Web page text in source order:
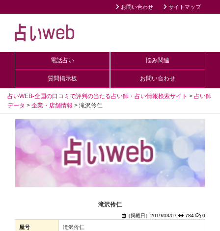
お問い合わせ サイトマップ
電話占い 悩み関連
質問掲示板 お問い合わせ
占いWEB-全国の口コミで評判の当たる占い師・占い情報検索サイト > 占い師
データ > 企業・店舗情報 > 滝沢伶仁
滝沢伶仁
［掲載日］2019/03/07 784 0
屋号 滝沢伶仁